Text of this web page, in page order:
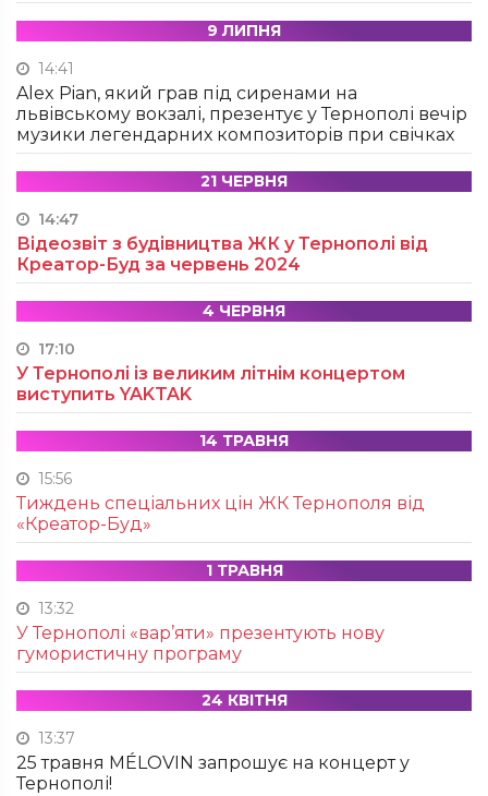
9 ЛИПНЯ
14:41
Alex Pian, який грав під сиренами на
львівському вокзалі, презентує у Тернополі вечір
музики легендарних композиторів при свічках
21 ЧЕРВНЯ
14:47
Відеозвіт з будівництва ЖК у Тернополі від
Креатор-Буд за червень 2024
4 ЧЕРВНЯ
17:10
У Тернополі із великим літнім концертом
виступить YAKTAK
14 ТРАВНЯ
15:56
Тиждень спеціальних цін ЖК Тернополя від
«Креатор-Буд»
1 ТРАВНЯ
13:32
У Тернополі «вар’яти» презентують нову
гумористичну програму
24 КВІТНЯ
13:37
25 травня MÉLOVIN запрошує на концерт у
Тернополі!